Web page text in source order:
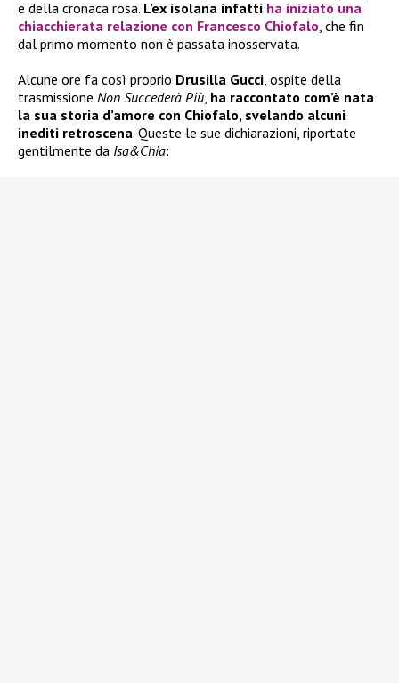
e della cronaca rosa. L’ex isolana infatti ha iniziato una
chiacchierata relazione con Francesco Chiofalo, che fin
dal primo momento non è passata inosservata.
Alcune ore fa così proprio Drusilla Gucci, ospite della
trasmissione Non Succederà Più, ha raccontato com’è nata
la sua storia d’amore con Chiofalo, svelando alcuni
inediti retroscena. Queste le sue dichiarazioni, riportate
gentilmente da Isa&Chia: